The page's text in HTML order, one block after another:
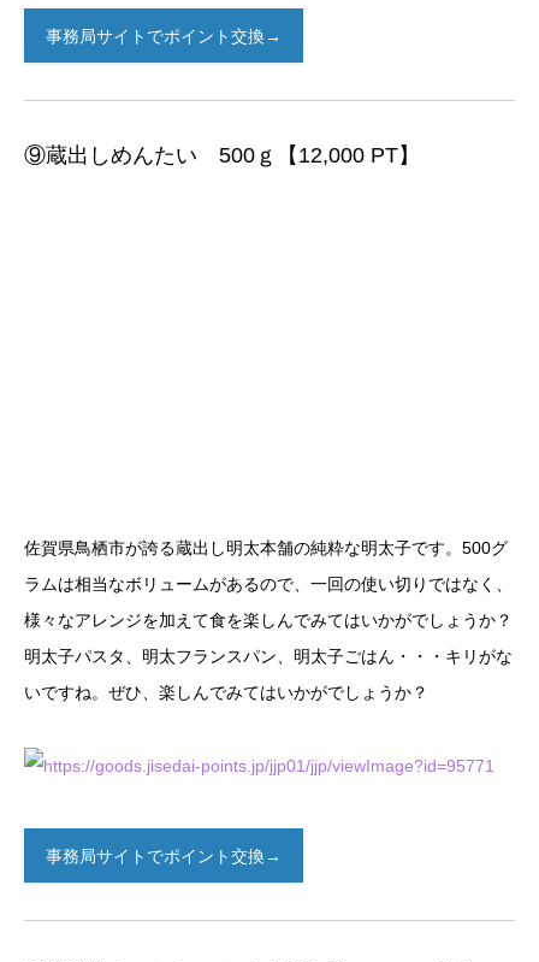
事務局サイトでポイント交換→
⑨蔵出しめんたい 500ｇ【12,000 PT】
佐賀県鳥栖市が誇る蔵出し明太本舗の純粋な明太子です。500グ
ラムは相当なボリュームがあるので、一回の使い切りではなく、
様々なアレンジを加えて食を楽しんでみてはいかがでしょうか？
明太子パスタ、明太フランスパン、明太子ごはん・・・キリがな
いですね。ぜひ、楽しんでみてはいかがでしょうか？
事務局サイトでポイント交換→